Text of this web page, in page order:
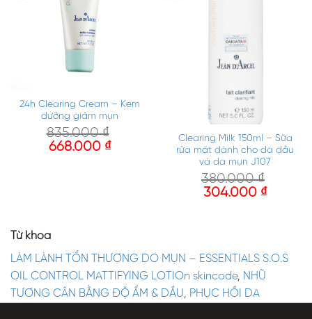
24h Clearing Cream – Kem
dưỡng giảm mụn
835.000₫
668.000 ₫
Clearing Milk 150ml – Sữa
rửa mặt dành cho da dầu
và da mụn J107
380.000₫
304.000 ₫
Từ khóa
LÀM LÀNH TỔN THƯƠNG DO MỤN – ESSENTIALS S.O.S
OIL CONTROL MATTIFYING LOTIOn skincode, NHŨ
TƯƠNG CÂN BẰNG ĐỘ ẨM & DẦU, PHỤC HỒI DA